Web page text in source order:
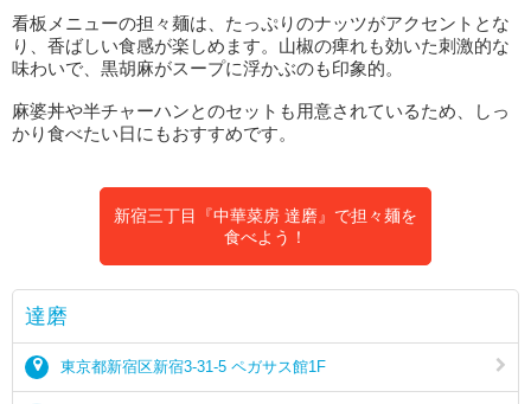
看板メニューの担々麺は、たっぷりのナッツがアクセントとな
り、香ばしい食感が楽しめます。山椒の痺れも効いた刺激的な
味わいで、黒胡麻がスープに浮かぶのも印象的。
麻婆丼や半チャーハンとのセットも用意されているため、しっ
かり食べたい日にもおすすめです。
新宿三丁目『中華菜房 達磨』で担々麺を
食べよう！
達磨
東京都新宿区新宿3-31-5 ペガサス館1F